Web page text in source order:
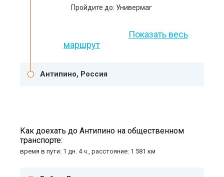
Пройдите до: Универмаг
Показать весь
маршрут
Антипино, Россия
Как доехать до Антипино на общественном
транспорте:
время в пути: 1 дн. 4 ч., расстояние: 1 581 км